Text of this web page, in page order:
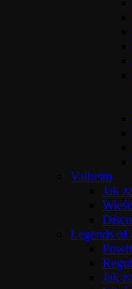
Valheim
Jak
Legends of
Jak